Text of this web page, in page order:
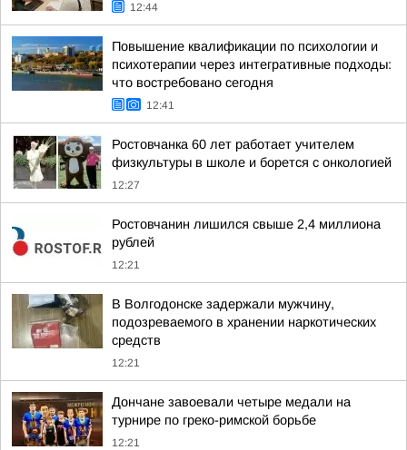
12:44
Повышение квалификации по психологии и
психотерапии через интегративные подходы:
что востребовано сегодня
12:41
Ростовчанка 60 лет работает учителем
физкультуры в школе и борется с онкологией
12:27
Ростовчанин лишился свыше 2,4 миллиона
рублей
12:21
В Волгодонске задержали мужчину,
подозреваемого в хранении наркотических
средств
12:21
Дончане завоевали четыре медали на
турнире по греко-римской борьбе
12:21